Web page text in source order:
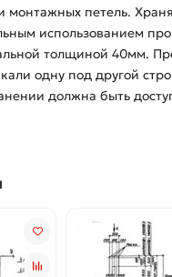
монтажных петель.
использованием
толщиной 40мм.
одну под другой
должна быть